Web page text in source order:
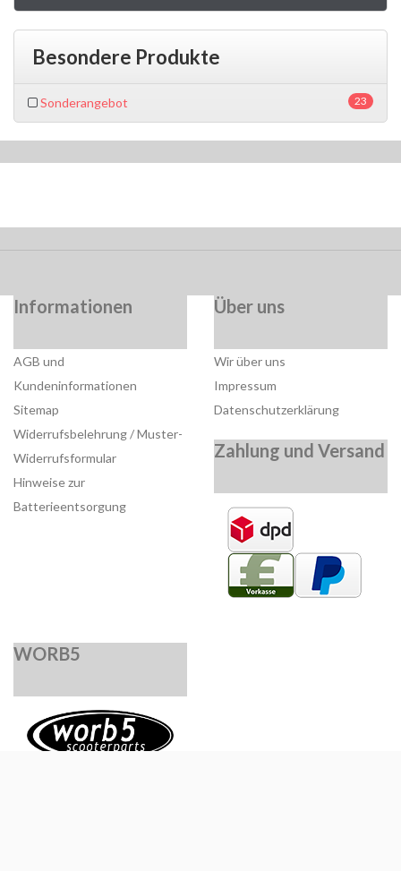
Besondere Produkte
23
Sonderangebot
Informationen
AGB und
Kundeninformationen
Sitemap
Widerrufsbelehrung / Muster-
Widerrufsformular
Hinweise zur
Batterieentsorgung
Über uns
Wir über uns
Impressum
Datenschutzerklärung
Zahlung und Versand
WORB5